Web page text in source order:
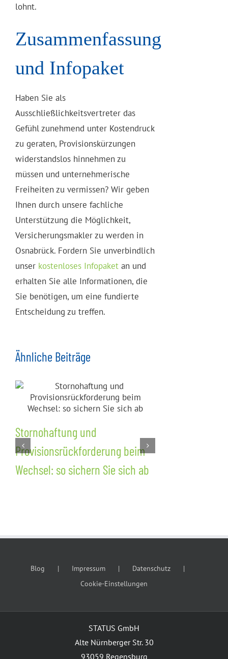
lohnt.
Zusammenfassung
und Infopaket
Haben Sie als
Ausschließlichkeitsvertreter das
Gefühl zunehmend unter Kostendruck
zu geraten, Provisionskürzungen
widerstandslos hinnehmen zu
müssen und unternehmerische
Freiheiten zu vermissen? Wir geben
Ihnen durch unsere fachliche
Unterstützung die Möglichkeit,
Versicherungsmakler zu werden in
Osnabrück. Fordern Sie unverbindlich
unser kostenloses Infopaket an und
erhalten Sie alle Informationen, die
Sie benötigen, um eine fundierte
Entscheidung zu treffen.
Ähnliche Beiträge
Stornohaftung und
Provisionsrückforderung beim
Wechsel: so sichern Sie sich ab
Blog Impressum
Datenschutz
Cookie-Einstellungen
STATUS GmbH
Alte Nürnberger Str. 30
93059 Regensburg